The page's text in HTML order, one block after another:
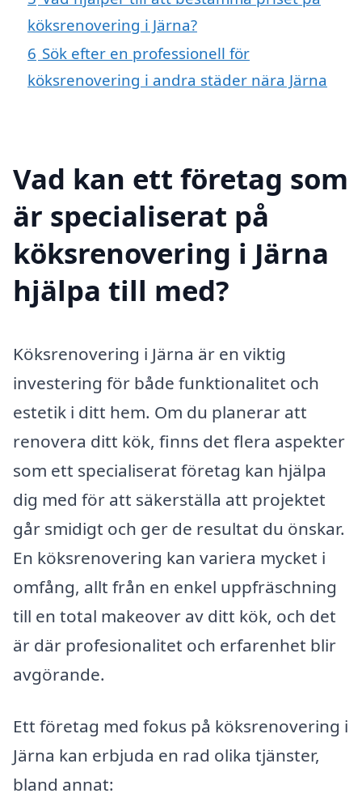
köksrenovering i Järna?
6 Sök efter en professionell för
köksrenovering i andra städer nära Järna
Vad kan ett företag som
är specialiserat på
köksrenovering i Järna
hjälpa till med?
Köksrenovering i Järna är en viktig
investering för både funktionalitet och
estetik i ditt hem. Om du planerar att
renovera ditt kök, finns det flera aspekter
som ett specialiserat företag kan hjälpa
dig med för att säkerställa att projektet
går smidigt och ger de resultat du önskar.
En köksrenovering kan variera mycket i
omfång, allt från en enkel uppfräschning
till en total makeover av ditt kök, och det
är där profesionalitet och erfarenhet blir
avgörande.
Ett företag med fokus på köksrenovering i
Järna kan erbjuda en rad olika tjänster,
bland annat: